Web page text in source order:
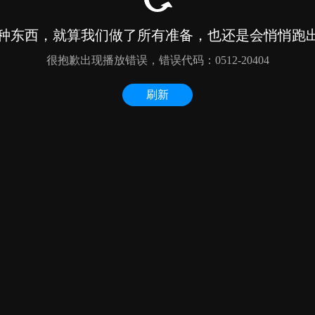
东西，就算我们做了所有准备，也还是会悄悄跑
很抱歉出现播放错误，错误代码：0512-20404
刷新